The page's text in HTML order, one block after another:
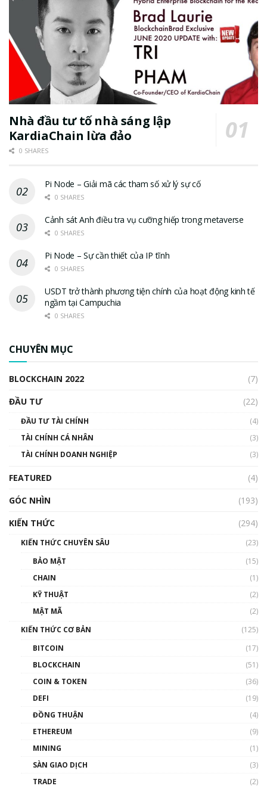
Nhà đầu tư tố nhà sáng lập
KardiaChain lừa đảo
0 SHARES
Pi Node – Giải mã các tham số xử lý sự cố
0 SHARES
Cảnh sát Anh điều tra vụ cưỡng hiếp trong metaverse
0 SHARES
Pi Node – Sự cần thiết của IP tĩnh
0 SHARES
USDT trở thành phương tiện chính của hoạt động kinh tế
ngầm tại Campuchia
0 SHARES
CHUYÊN MỤC
BLOCKCHAIN 2022
(7)
ĐẦU TƯ
(22)
ĐẦU TƯ TÀI CHÍNH
(4)
TÀI CHÍNH CÁ NHÂN
(3)
TÀI CHÍNH DOANH NGHIỆP
(3)
FEATURED
(4)
GÓC NHÌN
(193)
KIẾN THỨC
(294)
KIẾN THỨC CHUYÊN SÂU
(23)
BẢO MẬT
(15)
CHAIN
(1)
KỸ THUẬT
(2)
MẬT MÃ
(2)
KIẾN THỨC CƠ BẢN
(125)
BITCOIN
(17)
BLOCKCHAIN
(51)
COIN & TOKEN
(36)
DEFI
(19)
ĐỒNG THUẬN
(4)
ETHEREUM
(9)
MINING
(1)
SÀN GIAO DỊCH
(3)
TRADE
(2)